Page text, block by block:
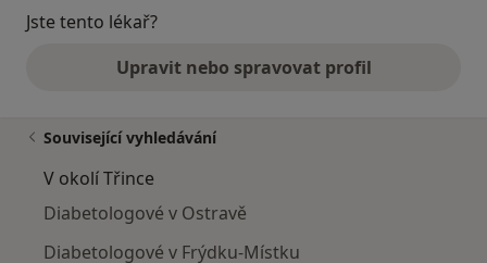
Jste tento lékař?
Upravit nebo spravovat profil
Související vyhledávání
V okolí Třince
Diabetologové v Ostravě
Diabetologové v Frýdku-Místku